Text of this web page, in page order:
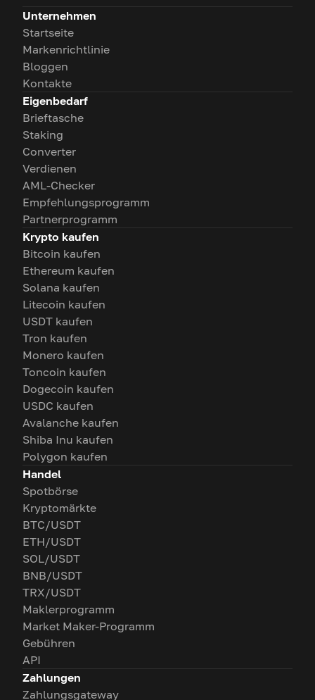
Unternehmen
Startseite
Markenrichtlinie
Bloggen
Kontakte
Eigenbedarf
Brieftasche
Staking
Converter
Verdienen
AML-Checker
Empfehlungsprogramm
Partnerprogramm
Krypto kaufen
Bitcoin kaufen
Ethereum kaufen
Solana kaufen
Litecoin kaufen
USDT kaufen
Tron kaufen
Monero kaufen
Toncoin kaufen
Dogecoin kaufen
USDC kaufen
Avalanche kaufen
Shiba Inu kaufen
Polygon kaufen
Handel
Spotbörse
Kryptomärkte
BTC/USDT
ETH/USDT
SOL/USDT
BNB/USDT
TRX/USDT
Maklerprogramm
Market Maker-Programm
Gebühren
API
Zahlungen
Zahlungsgateway